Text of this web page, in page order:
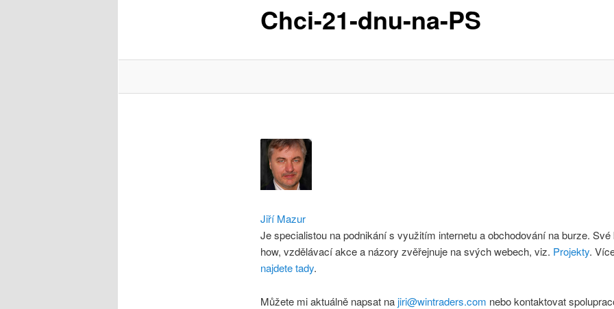
Chci-21-dnu-na-PS
Jiří Mazur
Je specialistou na podnikání s využitím internetu a obchodování na burze. Své
how, vzdělávací akce a názory zvěřejnuje na svých webech, viz. Projekty.
najdete tady.
Můžete mi aktuálně napsat najiri@wintraders.com nebo kontaktovat